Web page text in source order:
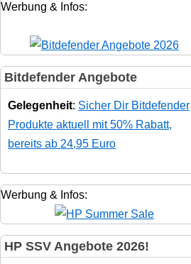
Werbung & Infos:
Bitdefender Angebote
Gelegenheit: Sicher Dir Bitdefender
Produkte aktuell mit 50% Rabatt,
bereits ab 24,95 Euro
Werbung & Infos:
HP SSV Angebote 2026!